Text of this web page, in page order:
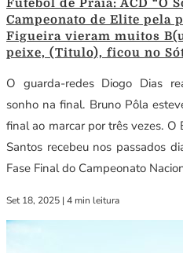
Futebol de Praia: ACD “O
Campeonato de Elite pela
Figueira vieram muitos
peixe, (Titulo), ficou no
O guarda-redes Diogo Dias
sonho na final. Bruno Pôla
final ao marcar por três vezes. O
Santos recebeu nos passados
Fase Final do Campeonato
Set 18, 2025 | 4 min leitura